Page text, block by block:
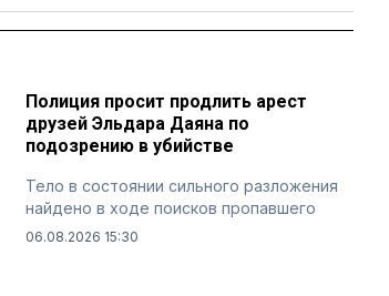
Полиция просит продлить арест
друзей Эльдара Даяна по
подозрению в убийстве
Тело в состоянии сильного разложения
найдено в ходе поисков пропавшего
06.08.2026 15:30